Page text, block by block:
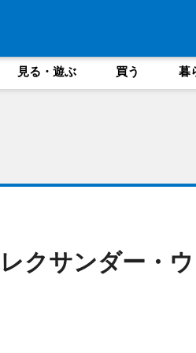
見る・遊ぶ 買う 暮
クサンダー・